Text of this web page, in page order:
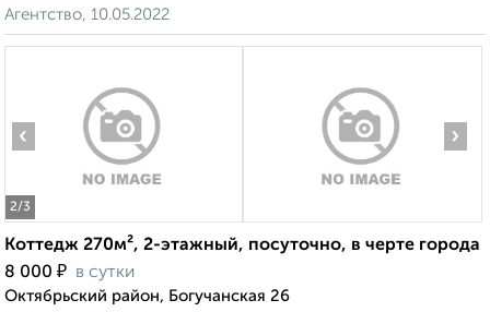
Агентство, 10.05.2022
2/3
‹ ›
Коттедж 270м², 2-этажный, посуточно, в черте города
8 000 ₽ в сутки
Октябрьский район, Богучанская 26